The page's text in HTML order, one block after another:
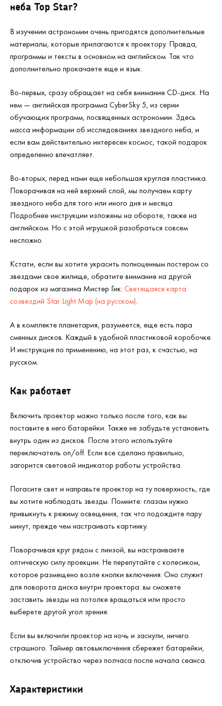
неба Top Star?
В изучении астрономии очень пригодятся дополнительные
материалы, которые прилагаются к проектору. Правда,
программы и тексты в основном на английском. Так что
дополнительно прокачаете еще и язык.
Во-первых, сразу обращает на себя внимание CD-диск. На
нем — английская программа CyberSky 5, из серии
обучающих программ, посвященных астрономии. Здесь
масса информации об исследованиях звездного неба, и
если вам действительно интересен космос, такой подарок
определенно впечатляет.
Во-вторых, перед нами еще небольшая круглая пластинка.
Поворачивая на ней верхний слой, мы получаем карту
звездного неба для того или иного дня и месяца.
Подробнее инструкции изложены на обороте, также на
английском. Но с этой игрушкой разобраться совсем
несложно.
Кстати, если вы хотите украсить полноценным постером со
звездами свое жилище, обратите внимание на другой
подарок из магазина Мистер Гик: Светящаяся карта
созвездий Star Light Map (на русском).
А в комплекте планетария, разумеется, еще есть пара
сменных дисков. Каждый в удобной пластиковой коробочке.
И инструкция по применению, на этот раз, к счастью, на
русском.
Как работает
Включить проектор можно только после того, как вы
поставите в него батарейки. Также не забудьте установить
внутрь один из дисков. После этого используйте
переключатель on/off. Если все сделано правильно,
загорится световой индикатор работы устройства.
Погасите свет и направьте проектор на ту поверхность, где
вы хотите наблюдать звезды. Помните: глазам нужно
привыкнуть к режиму освещения, так что подождите пару
минут, прежде чем настраивать картинку.
Поворачивая круг рядом с линзой, вы настраиваете
оптическую силу проекции. Не перепутайте с колесиком,
которое размещено возле кнопки включения. Оно служит
для поворота диска внутри проектора: вы сможете
заставить звезды на потолке вращаться или просто
выберете другой угол зрения.
Если вы включили проектор на ночь и заснули, ничего
страшного. Таймер автовыключения сбережет батарейки,
отключив устройство через полчаса после начала сеанса.
Характеристики